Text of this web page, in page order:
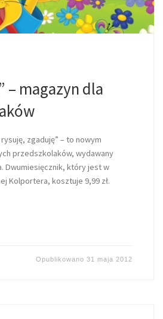
– magazyn dla
rysuję, zgaduję” – to nowym
przedszkolaków, wydawany
Dwumiesięcznik, który jest w
Kolportera, kosztuje 9,99 zł.
Opublikowano31 maja 2012